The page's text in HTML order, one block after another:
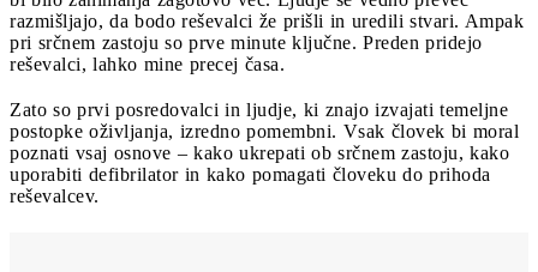
razmišljajo, da bodo reševalci že prišli in uredili stvari. Ampak
pri srčnem zastoju so prve minute ključne. Preden pridejo
reševalci, lahko mine precej časa.
Zato so prvi posredovalci in ljudje, ki znajo izvajati temeljne
postopke oživljanja, izredno pomembni. Vsak človek bi moral
poznati vsaj osnove – kako ukrepati ob srčnem zastoju, kako
uporabiti defibrilator in kako pomagati človeku do prihoda
reševalcev.